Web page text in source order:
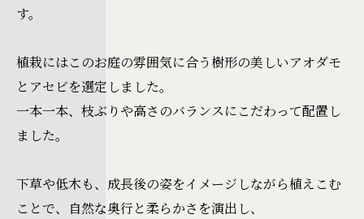
す。
植栽にはこのお庭の雰囲気に合う樹形の美しいアオダモ
とアセビを選定しました。
一本一本、枝ぶりや高さのバランスにこだわって配置し
ました。
下草や低木も、成長後の姿をイメージしながら植えこむ
ことで、自然な奥行と柔らかさを演出し、